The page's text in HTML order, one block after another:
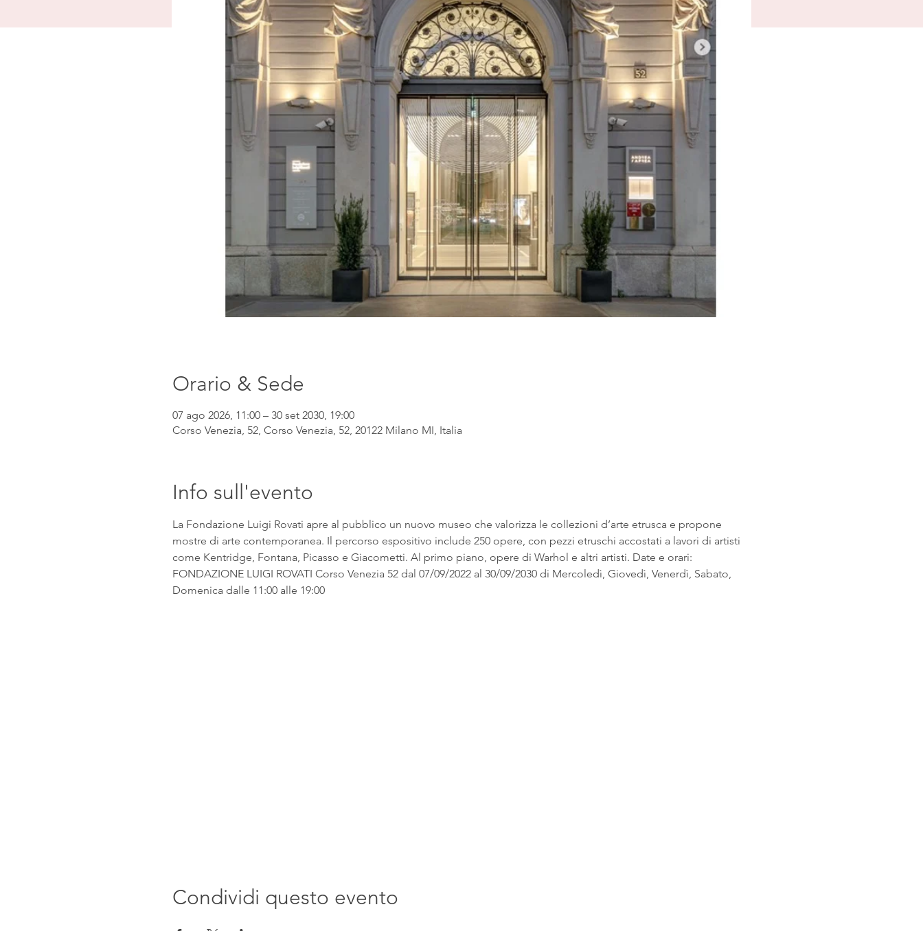
Orario & Sede
07 ago 2026, 11:00 – 30 set 2030, 19:00
Corso Venezia, 52, Corso Venezia, 52, 20122 Milano MI, Italia
Info sull'evento
La Fondazione Luigi Rovati apre al pubblico un nuovo museo che valorizza le collezioni d’arte etrusca e propone
mostre di arte contemporanea. Il percorso espositivo include 250 opere, con pezzi etruschi accostati a lavori di artisti
come Kentridge, Fontana, Picasso e Giacometti. Al primo piano, opere di Warhol e altri artisti. Date e orari:
FONDAZIONE LUIGI ROVATI Corso Venezia 52 dal 07/09/2022 al 30/09/2030 di Mercoledì, Giovedì, Venerdì, Sabato,
Domenica dalle 11:00 alle 19:00
Condividi questo evento